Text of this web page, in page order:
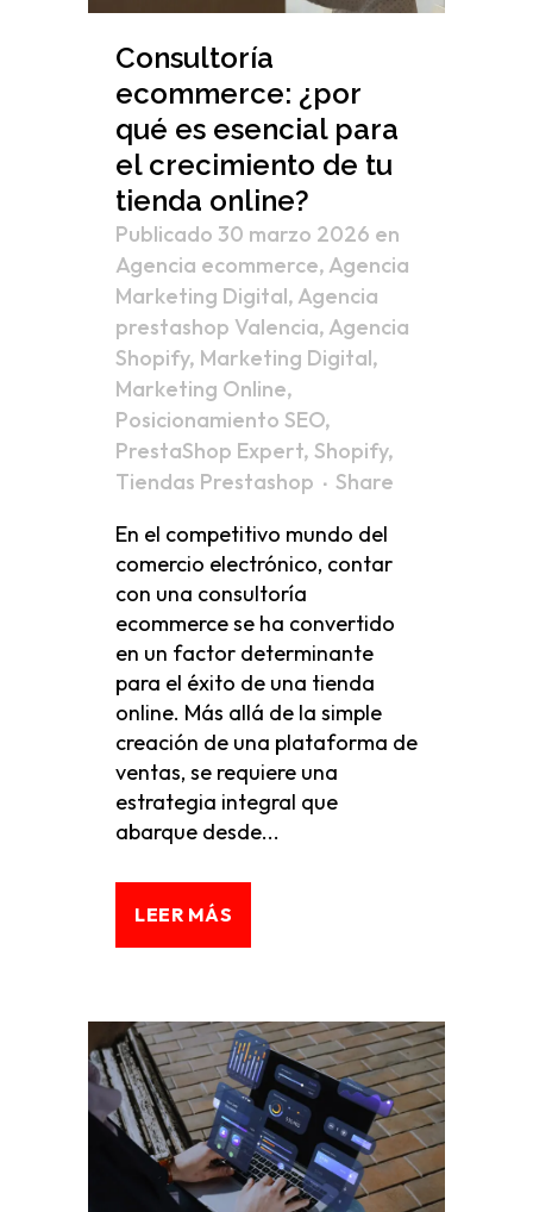
Consultoría
ecommerce: ¿por
qué es esencial para
el crecimiento de tu
tienda online?
Publicado 30 marzo 2026 en
Agencia ecommerce, Agencia
Marketing Digital, Agencia
prestashop Valencia, Agencia
Shopify, Marketing Digital,
Marketing Online,
Posicionamiento SEO,
PrestaShop Expert, Shopify,
Tiendas Prestashop
Share
En el competitivo mundo del
comercio electrónico, contar
con una consultoría
ecommerce se ha convertido
en un factor determinante
para el éxito de una tienda
online. Más allá de la simple
creación de una plataforma de
ventas, se requiere una
estrategia integral que
abarque desde...
LEER MÁS